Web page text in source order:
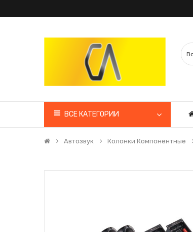
ВСЕ КАТЕГОРИИ
Автозвук Колонки Компонентные